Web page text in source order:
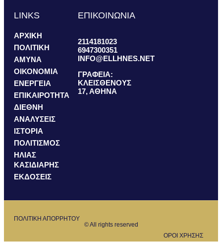
LINKS
ΑΡΧΙΚΗ
ΠΟΛΙΤΙΚΗ
ΑΜΥΝΑ
ΟΙΚΟΝΟΜΙΑ
ΕΝΕΡΓΕΙΑ
ΕΠΙΚΑΙΡΟΤΗΤΑ
ΔΙΕΘΝΗ
ΑΝΑΛΥΣΕΙΣ
ΙΣΤΟΡΙΑ
ΠΟΛΙΤΙΣΜΟΣ
ΗΛΙΑΣ
ΚΑΣΙΔΙΑΡΗΣ
ΕΚΔΟΣΕΙΣ
ΕΠΙΚΟΙΝΩΝΙΑ
2114181023
6947300351
INFO@ELLHNES.NET
ΓΡΑΦΕΙΑ:
ΚΛΕΙΣΘΕΝΟΥΣ
17, ΑΘΗΝΑ
ΠΟΛΙΤΙΚΗ ΑΠΟΡΡΗΤΟΥ
© All rights reserved
ΟΡΟΙ ΧΡΗΣΗΣ